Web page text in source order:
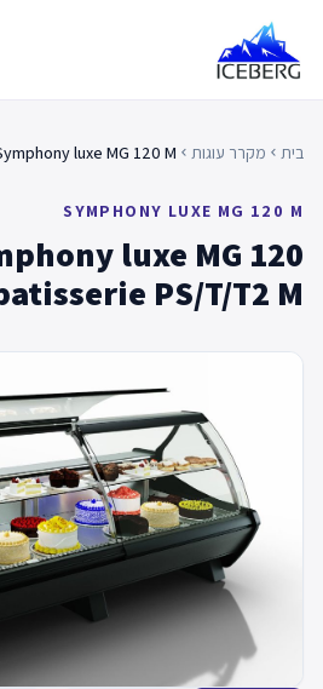
content
בית chevron_left מקרר עוגות chevron_left
luxe MG 120 M
SYMPHONY LUXE MG 120 M
luxe MG 120
PS/T/T2 M